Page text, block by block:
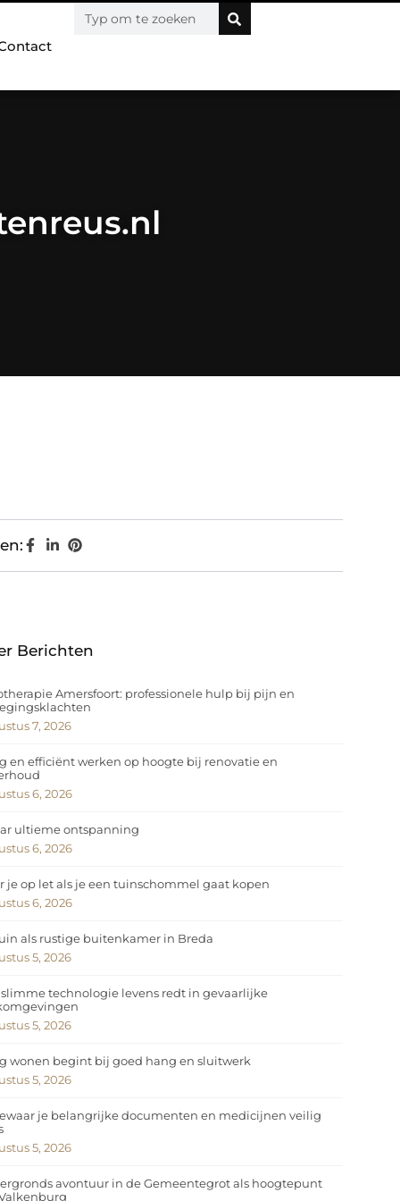
Berichten
Amersfoort: professionele hulp bij pijn en
7, 2026
en efficiënt werken op hoogte bij renovatie en
6, 2026
ultieme ontspanning
6, 2026
je op let als je een tuinschommel gaat kopen
6, 2026
als rustige buitenkamer in Breda
5, 2026
slimme technologie levens redt in gevaarlijke
5, 2026
wonen begint bij goed hang en sluitwerk
5, 2026
je belangrijke documenten en medicijnen veilig
5, 2026
avontuur in de Gemeentegrot als hoogtepunt